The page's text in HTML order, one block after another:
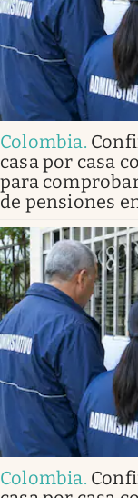
Colombia.
casa por casa
para
de pensiones
Colombia.